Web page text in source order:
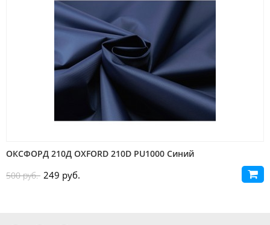
ОКСФОРД 210Д OXFORD 210D PU1000 Синий
500 руб. 249 руб.